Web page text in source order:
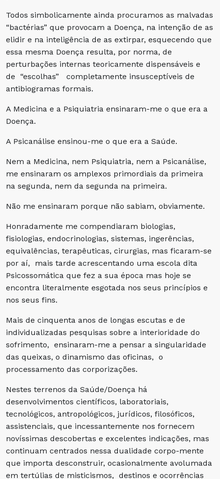
Todos simbolicamente ainda procuramos as malvadas
“bactérias” que provocam a Doença, na intenção de as
elidir e na inteligência de as extirpar, esquecendo que
essa mesma Doença resulta, por norma, de
perturbações internas teoricamente dispensáveis e
de “escolhas” completamente insusceptíveis de
antibiogramas formais.
A Medicina e a Psiquiatria ensinaram-me o que era a
Doença.
A Psicanálise ensinou-me o que era a Saúde.
Nem a Medicina, nem Psiquiatria, nem a Psicanálise,
me ensinaram os amplexos primordiais da primeira
na segunda, nem da segunda na primeira.
Não me ensinaram porque não sabiam, obviamente.
Honradamente me compendiaram biologias,
fisiologias, endocrinologias, sistemas, ingerências,
equivalências, terapêuticas, cirurgias, mas ficaram-se
por aí, mais tarde acrescentando uma escola dita
Psicossomática que fez a sua época mas hoje se
encontra literalmente esgotada nos seus princípios e
nos seus fins.
Mais de cinquenta anos de longas escutas e de
individualizadas pesquisas sobre a interioridade do
sofrimento, ensinaram-me a pensar a singularidade
das queixas, o dinamismo das oficinas, o
processamento das corporizações.
Nestes terrenos da Saúde/Doença há
desenvolvimentos científicos, laboratoriais,
tecnológicos, antropológicos, jurídicos, filosóficos,
assistenciais, que incessantemente nos fornecem
novíssimas descobertas e excelentes indicações, mas
continuam centrados nessa dualidade corpo-mente
que importa desconstruir, ocasionalmente avolumada
em tertúlias de misticismos, destinos e ocorrências